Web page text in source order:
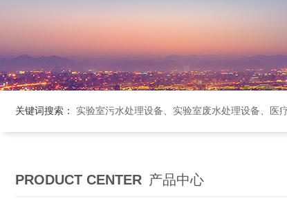
关键词搜索： 实验室污水处理设备、实验室废水处理设备、医疗污水处理设
PRODUCT CENTER 产品中心